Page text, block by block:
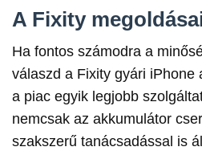
A Fixity
Ha fontos számodra a
válaszd a Fixity gyári iPhone
a piac egyik legjobb
nemcsak az akkumulátor
szakszerű tanácsadással is